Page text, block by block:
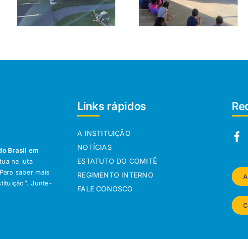
Brasil em
na luta
saber mais
Junte-
Links rápidos
A INSTITUIÇÃO
NOTÍCIAS
ESTATUTO DO COMITÊ
REGIMENTO INTERNO
FALE CONOSCO